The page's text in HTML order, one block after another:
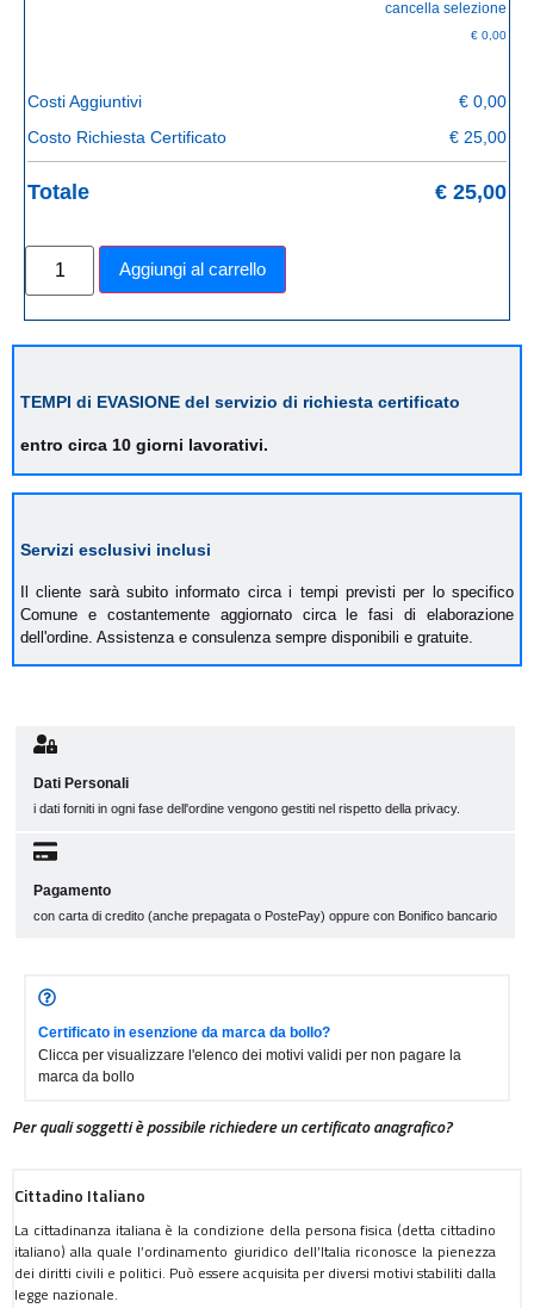
cancella selezione
€ 0,00
Costi Aggiuntivi € 0,00
Costo Richiesta Certificato
€ 25,00
Totale € 25,00
Aggiungi al carrello
TEMPI di EVASIONE del servizio di richiesta certificato
entro circa 10 giorni lavorativi.
Servizi esclusivi inclusi
Il cliente sarà subito informato circa i tempi previsti per lo specifico
Comune e costantemente aggiornato circa le fasi di elaborazione
dell'ordine. Assistenza e consulenza sempre disponibili e gratuite.
Dati Personali
i dati forniti in ogni fase dell'ordine vengono gestiti nel rispetto della privacy.
Pagamento
con carta di credito (anche prepagata o PostePay) oppure con Bonifico bancario
Certificato in esenzione da marca da bollo?
Clicca per visualizzare l'elenco dei motivi validi per non pagare la
marca da bollo
Per quali soggetti è possibile richiedere un certificato anagrafico?
Cittadino Italiano
La cittadinanza italiana è la condizione della persona fisica (detta cittadino
italiano) alla quale l’ordinamento giuridico dell’Italia riconosce la pienezza
dei diritti civili e politici. Può essere acquisita per diversi motivi stabiliti dalla
legge nazionale.